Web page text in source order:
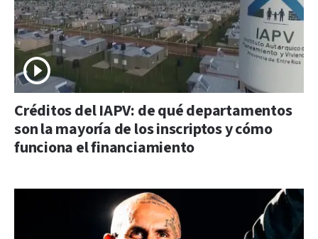
Créditos del IAPV: de qué departamentos
son la mayoría de los inscriptos y cómo
funciona el financiamiento